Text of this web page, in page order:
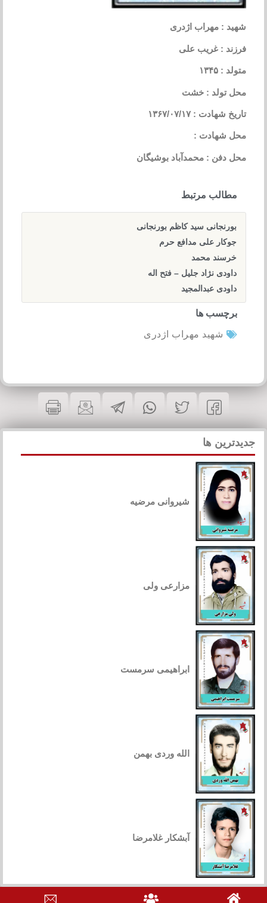
شهید : مهراب اژدری
فرزند : غریب علی
متولد : ۱۳۴۵
محل تولد : خشت
تاریخ شهادت : ۱۳۶۷/۰۷/۱۷
محل شهادت :
محل دفن : محمدآباد بوشیگان
مطالب مرتبط
بورنجانی سید کاظم بورنجانی
جوکار علی مدافع حرم
خرسند محمد
داودی نژاد جلیل – فتح اله
داودی عبدالمجید
برچسب ها
شهید مهراب اژدری
جدیدترین ها
شیروانی مرضیه
مزارعی ولی
ابراهیمی سرمست
الله وردی بهمن
آبشکار غلامرضا